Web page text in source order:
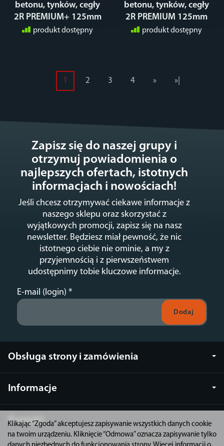
betonu, tynków, cegły
2R PREMIUM+ 125mm
produkt dostępny
betonu, tynków, cegły
2R PREMIUM 125mm
produkt dostępny
1 2 3 4 » »|
Zapisz się do naszej grupy i
otrzymuj powiadomienia o
najlepszych ofertach, istotnych
informacjach i nowościach!
Jeśli chcesz otrzymywać ciekawe informacje z
naszego sklepu oraz skorzystać z
wyjątkowych promocji, zapisz się na nasz
newsletter. Będziesz miał pewność, że nic
istotnego ciebie nie ominie, a my z
przyjemnością i z pierwszeństwem
udostępnimy tobie kluczowe informacje.
E-mail (login) *
Obsługa strony i zamówienia
Informacje
Kontakt
Klikając “Zgoda” akceptujesz zapisywanie wszystkich danych cookie
na twoim urządzeniu. Kliknięcie “Odmowa” oznacza zapisywanie tylko